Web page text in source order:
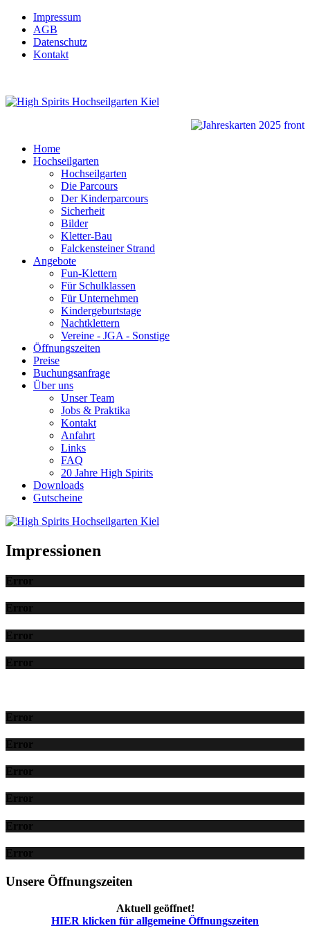
Impressum
AGB
Datenschutz
Kontakt
Home
Hochseilgarten
Hochseilgarten
Die Parcours
Der Kinderparcours
Sicherheit
Bilder
Kletter-Bau
Falckensteiner Strand
Angebote
Fun-Klettern
Für Schulklassen
Für Unternehmen
Kindergeburtstage
Nachtklettern
Vereine - JGA - Sonstige
Öffnungszeiten
Preise
Buchungsanfrage
Über uns
Unser Team
Jobs & Praktika
Kontakt
Anfahrt
Links
FAQ
20 Jahre High Spirits
Downloads
Gutscheine
Impressionen
Error
Error
Error
Error
Error
Error
Error
Error
Error
Error
Unsere Öffnungszeiten
Aktuell geöffnet!
HIER klicken für allgemeine Öffnungszeiten